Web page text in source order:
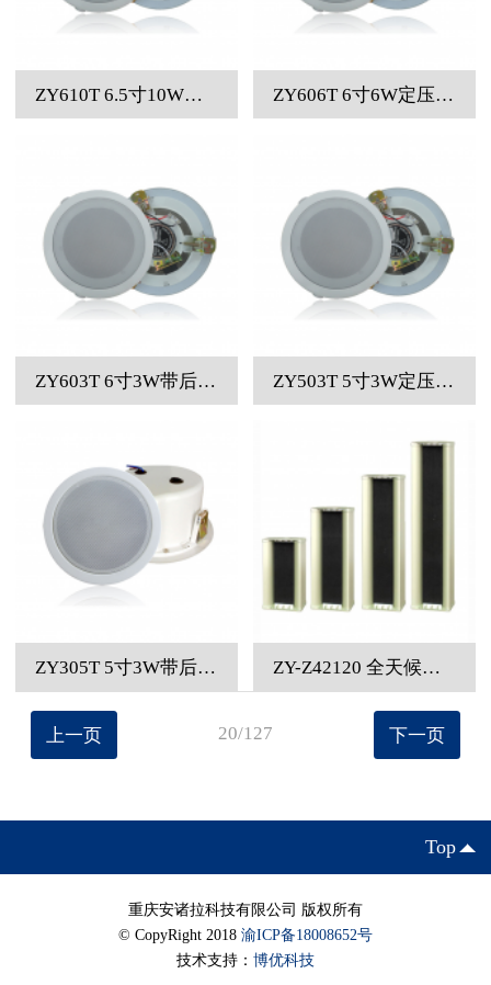
ZY610T 6.5寸10W定压天花喇叭 ZY606T 6寸6W定压天花喇叭
ZY603T 6寸3W带后罩定压吸顶喇叭 ZY503T 5寸3W定压无后罩天花喇叭A
ZY305T 5寸3W带后罩明装消防吸顶喇叭 ZY-Z42120 全天候双面防水音柱（4寸低音*8+2.5寸高音*2喇叭，120W/240W）
上一页 20/127 下一页
Top
重庆安诸拉科技有限公司 版权所有
© CopyRight 2018 渝ICP备18008652号
技术支持： 博优科技